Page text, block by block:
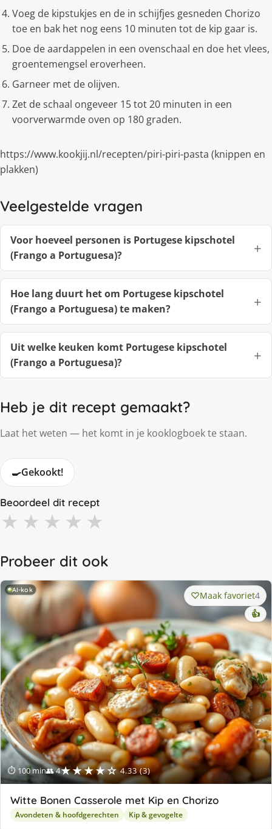
Voeg de kipstukjes en de in schijfjes gesneden Chorizo
toe en bak het nog eens 10 minuten tot de kip gaar is.
Doe de aardappelen in een ovenschaal en doe het vlees,
groentemengsel eroverheen.
Garneer met de olijven.
Zet de schaal ongeveer 15 tot 20 minuten in een
voorverwarmde oven op 180 graden.
https://www.kookjij.nl/recepten/piri-piri-pasta (knippen en
plakken)
Veelgestelde vragen
Voor hoeveel personen is Portugese kipschotel
(Frango a Portuguesa)?
Hoe lang duurt het om Portugese kipschotel
(Frango a Portuguesa) te maken?
Uit welke keuken komt Portugese kipschotel
(Frango a Portuguesa)?
Heb je dit recept gemaakt?
Laat het weten — het komt in je kooklogboek te staan.
🍳Gekookt!
Beoordeel dit recept
★ ★ ★ ★ ★
Probeer dit ook
AI-kok
⏱ 100 min👥 4★★★★☆ 4.33 (3)
Maak favoriet4
👍
Witte Bonen Casserole met Kip en Chorizo
Avondeten & hoofdgerechten Kip & gevogelte